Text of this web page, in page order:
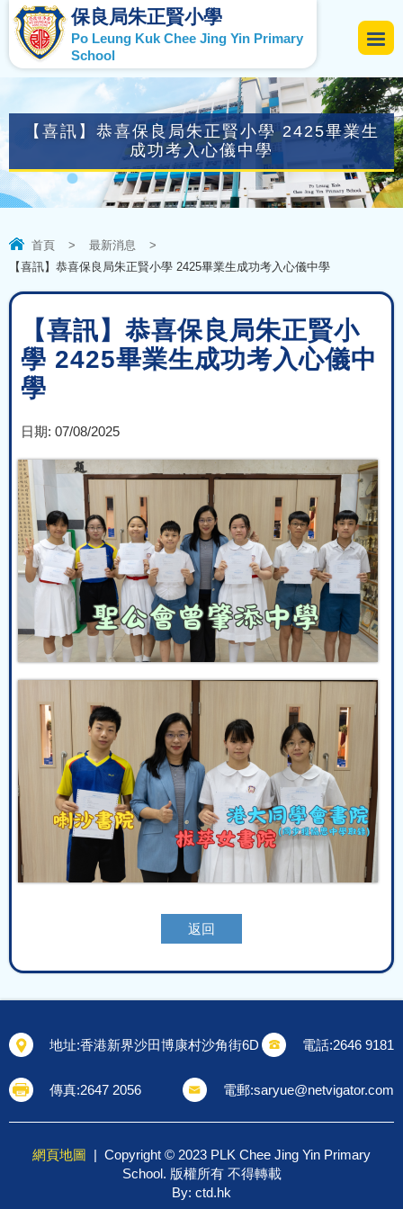
保良局朱正賢小學
Po Leung Kuk Chee Jing Yin Primary
School
【喜訊】恭喜保良局朱正賢小學 2425畢業生
成功考入心儀中學
首頁 > 最新消息
>
【喜訊】恭喜保良局朱正賢小學 2425畢業生成功考入心儀中學
【喜訊】恭喜保良局朱正賢小
學 2425畢業生成功考入心儀中
學
日期: 07/08/2025
返回
地址:香港新界沙田博康村沙角街6D 電話:2646 9181
傳真:2647 2056 電郵:saryue@netvigator.com
網頁地圖 | Copyright © 2023 PLK Chee Jing Yin Primary
School. 版權所有 不得轉載
By: ctd.hk